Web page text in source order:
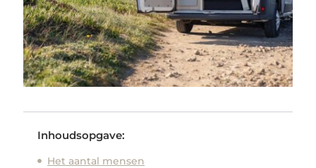
Inhoudsopgave:
Het aantal mensen